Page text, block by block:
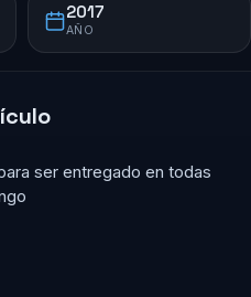
2017
AÑO
ser entregado en todas